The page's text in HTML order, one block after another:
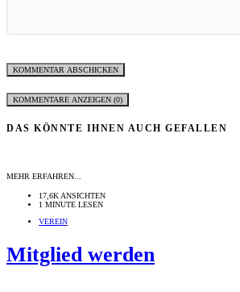
KOMMENTARE ANZEIGEN (0)
DAS KÖNNTE IHNEN AUCH GEFALLEN
MEHR ERFAHREN...
17,6K ANSICHTEN
1 MINUTE LESEN
VEREIN
Mitglied werden